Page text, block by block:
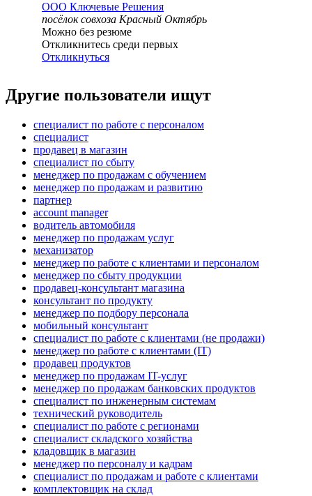
ООО Ключевые Решения
посёлок совхоза Красный Октябрь
Можно без резюме
Откликнитесь среди первых
Откликнуться
Другие пользователи ищут
специалист по работе с персоналом
специалист
продавец в магазин
специалист по сбыту
менеджер по продажам с обучением
менеджер по продажам и развитию
партнер
account manager
водитель автомобиля
менеджер по продажам услуг
механизатор
менеджер по работе с клиентами и персоналом
менеджер по сбыту продукции
продавец-консультант магазина
консультант по продукту
менеджер по подбору персонала
мобильный консультант
специалист по работе с клиентами (не продажи)
менеджер по работе с клиентами (IT)
продавец продуктов
менеджер по продажам IT-услуг
менеджер по продажам банковских продуктов
специалист по инженерным системам
технический руководитель
специалист по работе с регионами
специалист складского хозяйства
кладовщик в магазин
менеджер по персоналу и кадрам
специалист по продажам и работе с клиентами
комплектовщик на склад